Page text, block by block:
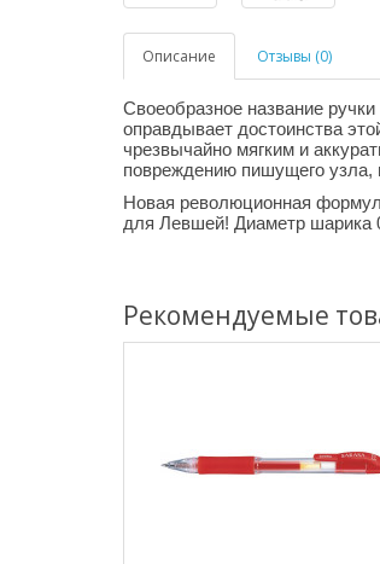
Описание Отзывы (0)
Своеобразное название
оправдывает достоинства
чрезвычайно мягким и
повреждению пишущего узла,
Новая революционная
для Левшей! Диаметр шарика
Рекомендуемые